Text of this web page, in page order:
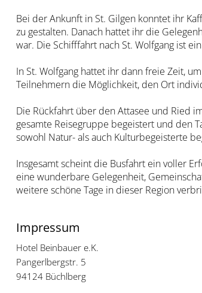
Bei der Ankunft in St. Gilgen konntet ihr
zu gestalten. Danach hattet ihr die
war. Die Schifffahrt nach St. Wolfgang ist
In St. Wolfgang hattet ihr dann freie Zeit,
Teilnehmern die Möglichkeit, den Ort
Die Rückfahrt über den Attasee und Ried
gesamte Reisegruppe begeistert und den
sowohl Natur- als auch Kulturbegeisterte
Insgesamt scheint die Busfahrt ein voller
eine wunderbare Gelegenheit,
weitere schöne Tage in dieser Region
Impressum
Hotel Beinbauer e.K.
Pangerlbergstr. 5
94124 Büchlberg